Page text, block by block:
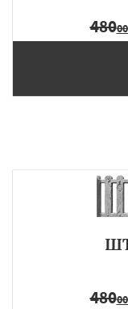
480
480